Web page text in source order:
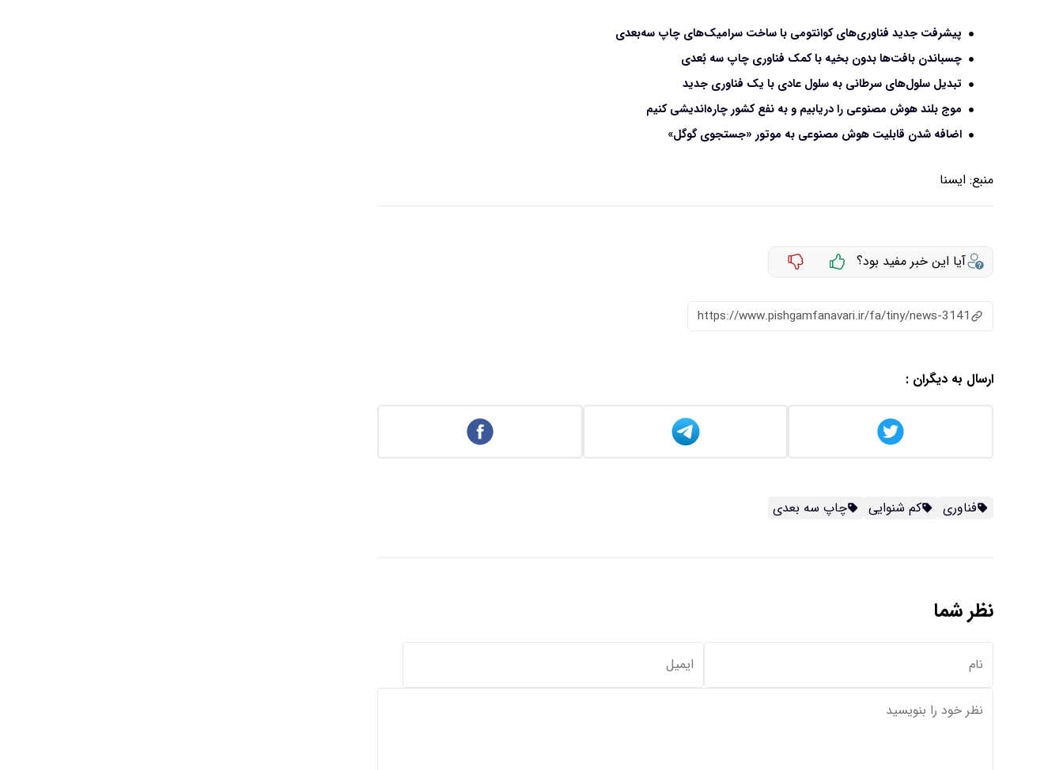
پیشرفت جدید فناوری‌های کوانتومی با ساخت سرامیک‌های چاپ سه‌بعدی
چسباندن بافت‌ها بدون بخیه با کمک فناوری چاپ سه بُعدی
تبدیل سلول‌های سرطانی به سلول عادی با یک فناوری جدید
موج بلند هوش مصنوعی را دریابیم و به نفع کشور چاره‌اندیشی کنیم
اضافه شدن قابلیت هوش مصنوعی به موتور «جستجوی گوگل»
منبع: ایسنا
آیا این خبر مفید بود؟
https://www.pishgamfanavari.ir/fa/tiny/news-3141
ارسال به دیگران :
فناوری کم شنوایی چاپ سه بعدی
نظر شما